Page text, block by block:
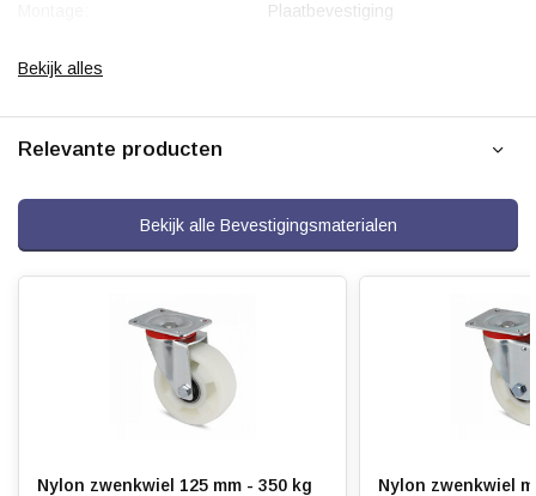
Plaatbevestiging
Gaffel:
Bandage:
Hardheid band: ca. 75 Shore D
Rolweerstand:
Bekijk alles
Relevante producten
Bekijk alle Bevestigingsmaterialen
Nylon zwenkwiel 125 mm - 350 kg
Nylon zwenkwiel